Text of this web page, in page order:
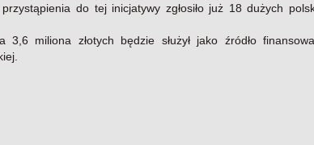
do tej inicjatywy zgłosiło już 18 dużych
miliona złotych będzie służył jako źródło